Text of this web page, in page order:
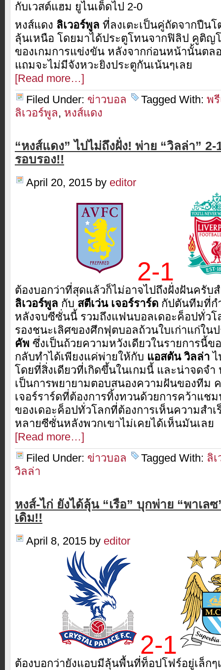
กับเวสต์แฮม ยูไนเต็ดไป 2-0
หงส์แดง ลิเวอร์พูล ที่ลงเตะเป็นคู่ถัดจากปืน
ลุ้นเหนือ โดยมาได้ประตูโทนจากฟิลิป คูติญ
ของเกมการแข่งขัน หลังจากก่อนหน้านั้นตล
แถมจะไม่มีจังหวะยิงประตูกันเน้นๆเลย
[Read more…]
Filed Under: ข่าวบอล Tagged With: พ
ลิเวอร์พูล, หงส์แดง
“หงส์แดง” ไปไม่ถึงฝั่ง! พ่าย “วิลล่า” 2-
รอบรอง!!
April 20, 2015 by editor
2-1
ต้องบอกว่าที่สุดแล้วก็ไม่อาจไปถึงฝั่งฝันครับ
ลิเวอร์พูล กับ สตีเว่น เจอร์ราร์ด กัปตันทีมที่ก
หลังจบซีซั่นนี้ รวมถึงแฟนบอลเดอะค็อปทั่วโ
รองชนะเลิศของศึกฟุตบอลถ้วนใบเก่าแก่ใน
คัพ ซึ่งเป็นถ้วยความหวังเดียวในรายการนี้ข
กลับทำได้เพียงแค่พ่ายให้กับ แอสตัน วิลล่า ไ
โดยที่สิ่งเดียวที่เกิดขึ้นในเกมนี้ และน่าจดจำ
เป็นการพยายามตอบสนองความฝันของทีม
เจอร์ราร์ดที่ต้องการทิ้งทวนด้วยการคว้าแช
ของเดอะค็อปทั่วโลกที่ต้องการเห็นความสำ
หลายซีซั่นหลังพวกเขาไม่เคยได้เห็นมันเลย
[Read more…]
Filed Under: ข่าวบอล Tagged With: ลิ
วิลล่า
หงส์-ไก่ ยังได้ลุ้น “เรือ” บุกพ่าย “พาเล
เดิม!!
April 8, 2015 by editor
2-1
ต้องบอกว่ายังแอบมีลุ้นพื้นที่ท็อปโฟร์อยู่เล็ก